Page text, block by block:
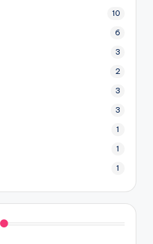
10
6
3
2
3
3
1
1
1